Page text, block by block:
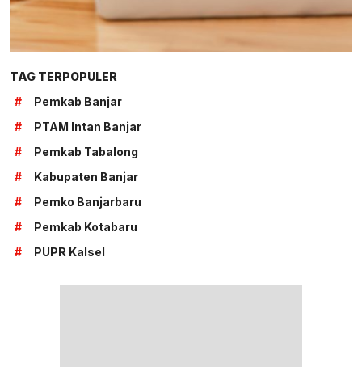
TAG TERPOPULER
#
Pemkab Banjar
#
PTAM Intan Banjar
#
Pemkab Tabalong
#
Kabupaten Banjar
#
Pemko Banjarbaru
#
Pemkab Kotabaru
#
PUPR Kalsel